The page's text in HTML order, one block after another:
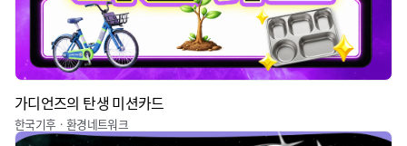
가디언즈의 탄생 미션카드
한국기후ㆍ환경네트워크